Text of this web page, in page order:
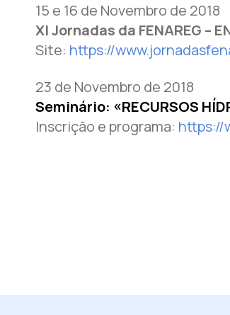
15 e 16 de Novembro de 2018
XI Jornadas da FENAREG –
Site: https://
23 de Novembro de 2018
Seminário: «RECURSOS
Inscrição e programa: https://